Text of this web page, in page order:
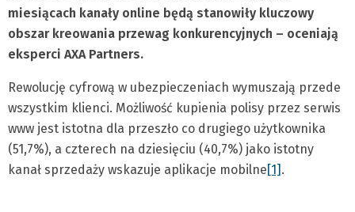
miesiącach kanały online będą stanowiły kluczowy
obszar kreowania przewag konkurencyjnych – oceniają
eksperci AXA Partners.
Rewolucję cyfrową w ubezpieczeniach wymuszają przede
wszystkim klienci. Możliwość kupienia polisy przez serwis
www jest istotna dla przeszło co drugiego użytkownika
(51,7%), a czterech na dziesięciu (40,7%) jako istotny
kanał sprzedaży wskazuje aplikacje mobilne[1] .